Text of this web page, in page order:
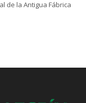
de la Antigua Fábrica